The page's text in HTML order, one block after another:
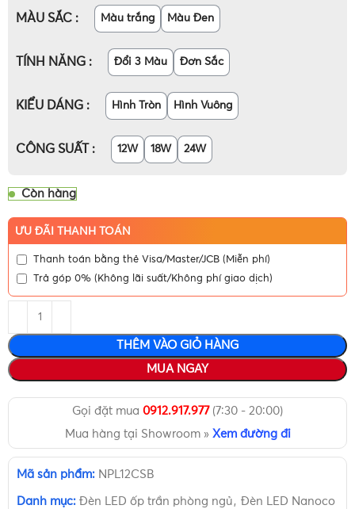
MÀU SẮC Màu trắng Màu Đen
TÍNH NĂNG Đổi 3 Màu Đơn Sắc
KIỂU DÁNG Hình Tròn Hình Vuông
CÔNG SUẤT 12W 18W 24W
Còn hàng
ƯU ĐÃI THANH TOÁN
Thanh toán bằng thẻ Visa/Master/JCB (Miễn phí)
Trả góp 0% (Không lãi suất/Không phí giao dịch)
THÊM VÀO GIỎ HÀNG
MUA NGAY
Gọi đặt mua 0912.917.977(7:30 - 20:00)
Mua hàng tại Showroom » Xem đường đi
Mã sản phẩm: NPL12CSB
Danh mục: Đèn LED ốp trần phòng ngủ, Đèn LED Nanoco